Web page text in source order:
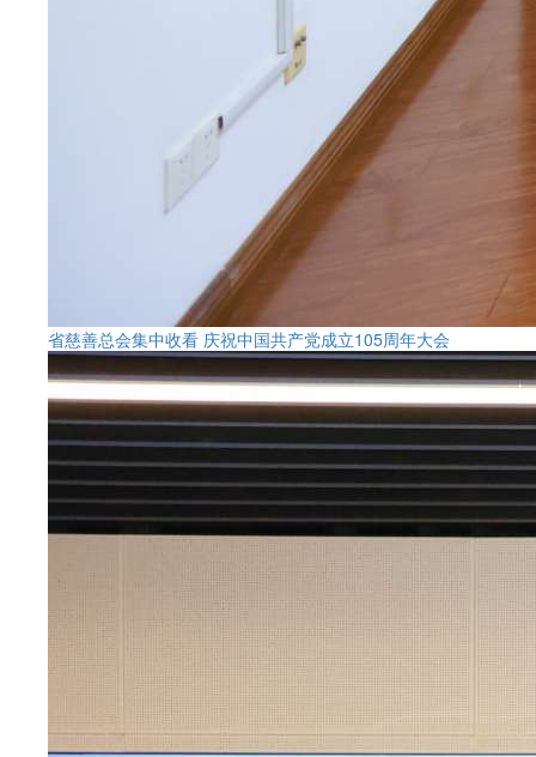
省慈善总会集中收看 庆祝中国共产党成立105周年大会